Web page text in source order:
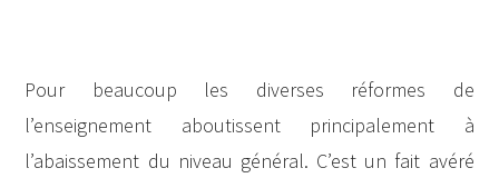
Pour beaucoup les diverses réformes de
l’enseignement aboutissent principalement à
l’abaissement du niveau général. C’est un fait avéré